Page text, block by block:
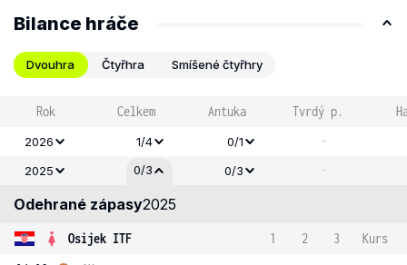
Bilance hráče
Dvouhra Čtyřhra Smíšené čtyřhry
Rok Celkem Antuka Tvrdý p.
2026 1/4 0/1 -
2025 0/3 0/3 -
Odehrané zápasy2025
Osijek ITF 1 2 3
Kurs